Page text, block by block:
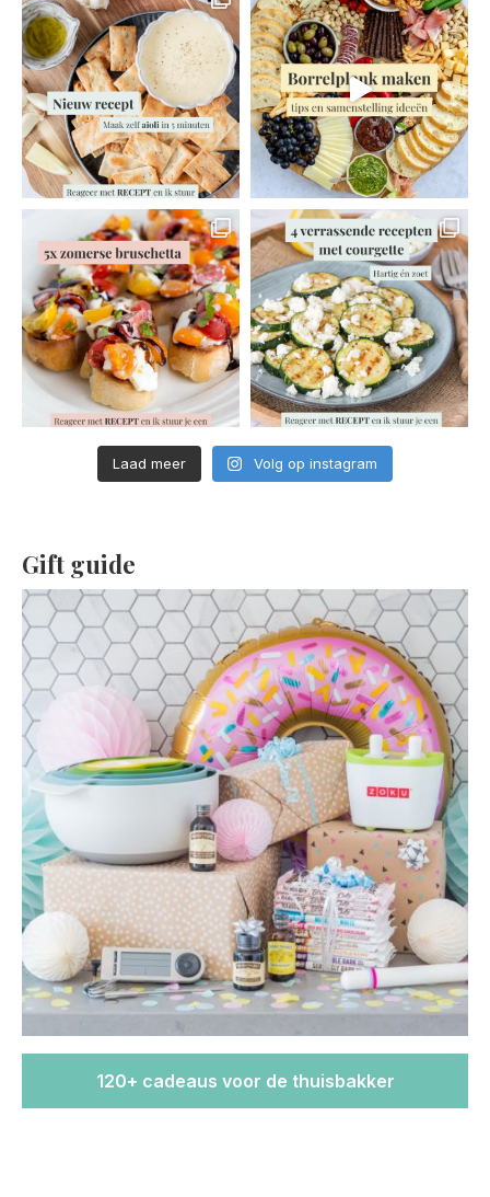
Laad meer Volg op instagram
Gift guide
120+ cadeaus voor de thuisbakker